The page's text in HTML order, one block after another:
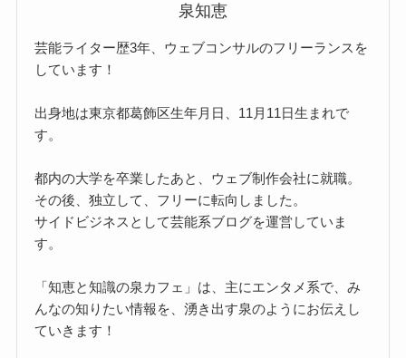
泉知恵
芸能ライター歴3年、ウェブコンサルのフリーランスを
しています！
出身地は東京都葛飾区生年月日、11月11日生まれで
す。
都内の大学を卒業したあと、ウェブ制作会社に就職。
その後、独立して、フリーに転向しました。
サイドビジネスとして芸能系ブログを運営していま
す。
「知恵と知識の泉カフェ」は、主にエンタメ系で、み
んなの知りたい情報を、湧き出す泉のようにお伝えし
ていきます！